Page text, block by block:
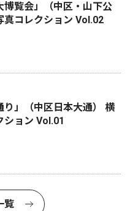
博覧会」（中区・山下公
コレクション Vol.02
り」（中区日本大通） 横
ション Vol.01
覧